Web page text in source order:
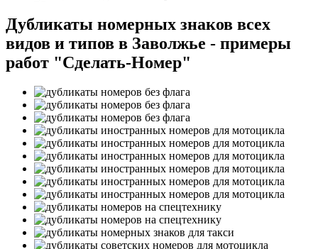
Дубликаты номерных знаков всех
видов и типов в Заволжье - примеры
работ "Сделать-Номер"